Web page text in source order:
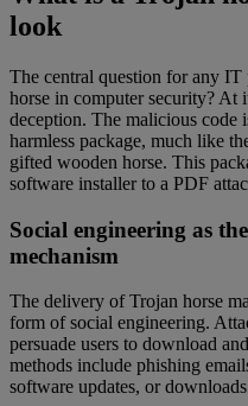
look
The central question for any
horse in computer security? At
deception. The malicious code
harmless package, much like
gifted wooden horse. This
software installer to a PDF
Social engineering as
mechanism
The delivery of Trojan horse
form of social engineering.
persuade users to download
methods include phishing
software updates, or